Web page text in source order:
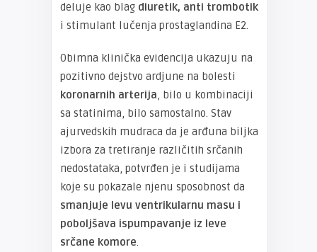
deluje kao blag diuretik, anti trombotik
i stimulant lučenja prostaglandina E2.
Obimna klinička evidencija ukazuju na
pozitivno dejstvo ardjune na bolesti
koronarnih arterija, bilo u kombinaciji
sa statinima, bilo samostalno. Stav
ajurvedskih mudraca da je arđuna biljka
izbora za tretiranje različitih srčanih
nedostataka, potvrđen je i studijama
koje su pokazale njenu sposobnost da
smanjuje levu ventrikularnu masu i
poboljšava ispumpavanje iz leve
srčane komore.